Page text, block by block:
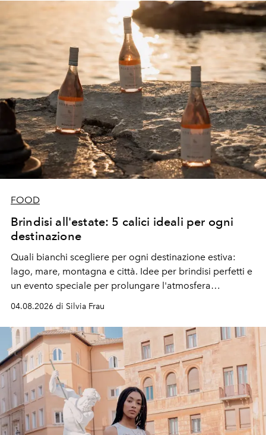
FOOD
Brindisi all'estate: 5 calici ideali per ogni
destinazione
Quali bianchi scegliere per ogni destinazione estiva:
lago, mare, montagna e città. Idee per brindisi perfetti e
un evento speciale per prolungare l'atmosfera
04.08.2026 di Silvia Frau